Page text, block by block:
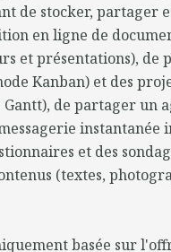
de stocker, partager
en ligne de
et présentations), de
Kanban) et des
de partager un
instantanée
et des
(textes,
basée sur